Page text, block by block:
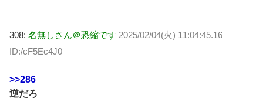
308: 名無しさん＠恐縮です 2025/02/04(火) 11:04:45.16
ID:/cF5Ec4J0
>>286
逆だろ